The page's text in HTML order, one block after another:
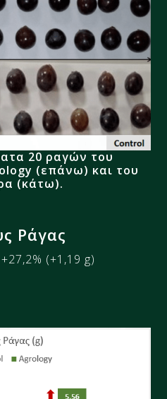
20 ραγών του
(επάνω) και του
(κάτω).
Ράγας
+27,2% (+1,19 g)